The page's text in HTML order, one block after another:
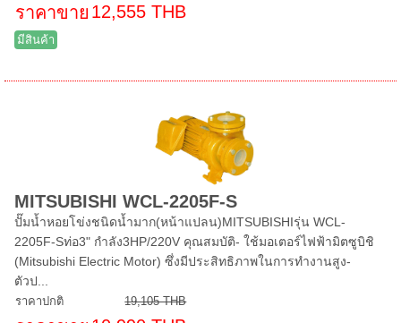
ราคาขาย 12,555 THB
มีสินค้า
MITSUBISHI WCL-2205F-S
ปั๊มน้ำหอยโข่งชนิดน้ำมาก(หน้าแปลน)MITSUBISHIรุ่น WCL-
2205F-Sท่อ3" กำลัง3HP/220V คุณสมบัติ- ใช้มอเตอร์ไฟฟ้ามิตซูบิชิ
(Mitsubishi Electric Motor) ซึ่งมีประสิทธิภาพในการทำงานสูง-
ตัวป...
ราคาปกติ 19,105 THB